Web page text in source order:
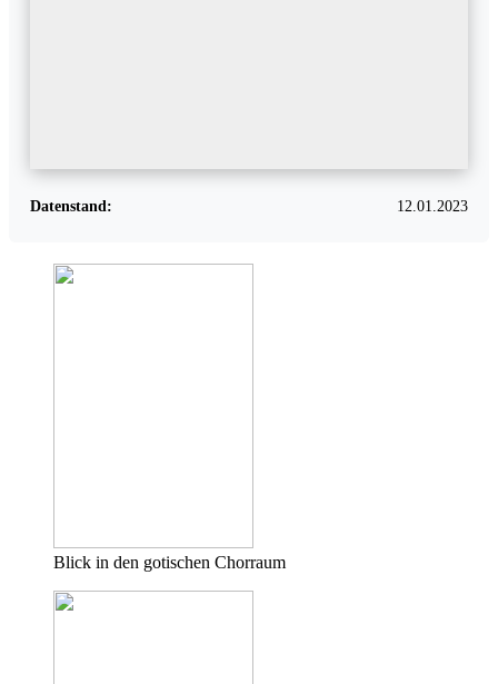
Datenstand: 12.01.2023
Blick in den gotischen Chorraum